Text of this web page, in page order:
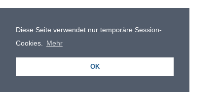
Diese Seite verwendet nur temporäre Session-
Cookies.
Mehr
OK